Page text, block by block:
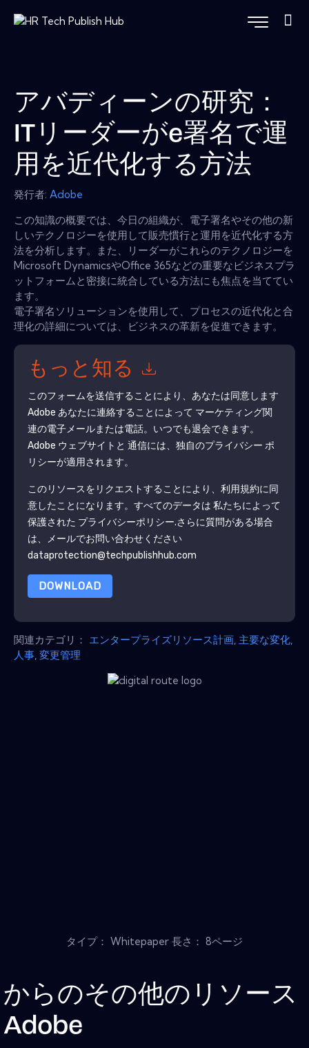
アバディーンの研究：
ITリーダーがe署名で運
用を近代化する方法
発行者: Adobe
この知識の概要では、今日の組織が、電子署名やその他の新
しいテクノロジーを使用して販売慣行と運用を近代化する方
法を分析します。また、リーダーがこれらのテクノロジーを
Microsoft DynamicsやOffice 365などの重要なビジネスプラ
ットフォームと密接に統合している方法にも焦点を当ててい
ます。
電子署名ソリューションを使用して、プロセスの近代化と合
理化の詳細については、ビジネスの革新を促進できます。
もっと知る
このフォームを送信することにより、あなたは同意します
Adobe あなたに連絡することによって マーケティング関
連の電子メールまたは電話。いつでも退会できます。
Adobe ウェブサイトと 通信には、独自のプライバシー ポ
リシーが適用されます。
このリソースをリクエストすることにより、利用規約に同
意したことになります。すべてのデータは 私たちによって
保護された プライバシーポリシー.さらに質問がある場合
は、メールでお問い合わせください
dataprotection@techpublishhub.com
DOWNLOAD
関連カテゴリ： エンタープライズリソース計画 主要な変化
人事 変更管理
タイプ： Whitepaper 長さ： 8ページ
からのその他のリソース
Adobe